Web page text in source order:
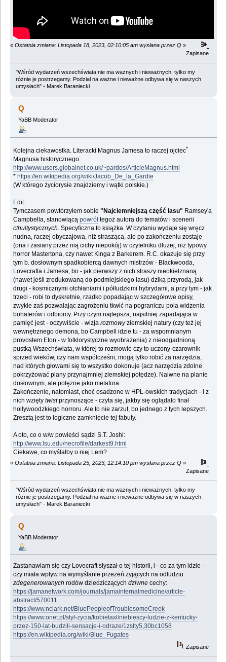
« Ostatnia zmiana: Listopada 18, 2023, 02:10:05 am wysłana przez Q »
Zapisane
"Wśród wydarzeń wszechświata nie ma ważnych i nieważnych, tylko my
różnie je postrzegamy. Podział na ważne i nieważne odbywa się w naszych
umysłach" - Marek Baraniecki
Q
YaBB Moderator
Kolejna ciekawostka. Literacki Magnus Jamesa to raczej ojciec*
Magnusa historycznego:
http://www.users.globalnet.co.uk/~pardos/ArticleMagnus.html
* https://en.wikipedia.org/wiki/Jacob_De_la_Gardie
(W którego życiorysie znajdziemy i wątki polskie.)
Edit:
Tymczasem powtórzyłem sobie"Najciemniejszą część lasu" Ramsey'a
Campbella, stanowiącąpowróttegoż autora do tematów i scenerii
cthultystycznych. Specyficzna to książka. W czytaniu wydaje się wręcz
nudna, raczej obyczajowa, niż strasząca, ale po zakończeniu zostaje
(ona i zasiany przez nią cichy niepokój) w czytelniku dłużej, niż typowy
horror Mastertona, czy nawet Kinga z Barkerem. R.C. okazuje się przy
tym b. dosłownym spadkobiercą dawnych mistrzów - Blackwooda,
Lovecrafta i Jamesa, bo - jak pierwszy z nich straszy nieokiełznaną
(nawet jeśli zredukowaną do podmiejskiego lasu) dziką przyrodą, jak
drugi - kosmicznymi otchłaniami i półludzkimi hybrydami, a przy tym - jak
trzeci - robi to dyskretnie, rzadko popadając w szczegółowe opisy,
zwykle zaś pozwalając zagrożeniu tkwić na pograniczu pola widzenia
bohaterów i odbiorcy. Przy czym najlepsza, najsilniej zapadająca w
pamięć jest - oczywiście - wizjarozmowyziemskiej natury (czy też jej
wewnętrznego demona, bo Campbell idzie tu - za wspomnianym
provostem Eton - w folklorystyczne wyobrażenia) z nieodgadnioną
pustką Wszechświata, w której to rozmowie czy to uczony-czarownik
sprzed wieków, czy nam współcześni, mogą tylko robić za narzędzia,
nad których głowami się to wszystko dokonuje (acz narzędzia zdolne
pokrzyżować plany przynajmniej ziemskiej potędze). Naiwne na planie
dosłownym, ale potężne jako metafora.
Zakończenie, natomiast, choć osadzone w HPL-owskich tradycjach - i z
nich wziętytwistprzynoszące - czyta się, jakby się oglądało finał
hollywoodzkiego horroru. Ale to nie zarzut, bo jednego z tych lepszych.
Zresztą jest to logiczne zamknięcie tej fabuły.
A oto, co o w/w powieści sądzi S.T. Joshi:
http://www.lsu.edu/necrofile/darkest9.html
Ciekawe, co myślałby o niej Lem?
« Ostatnia zmiana: Listopada 25, 2023, 12:14:10 pm wysłana przez Q »
Zapisane
"Wśród wydarzeń wszechświata nie ma ważnych i nieważnych, tylko my
różnie je postrzegamy. Podział na ważne i nieważne odbywa się w naszych
umysłach" - Marek Baraniecki
Q
YaBB Moderator
Zastanawiam się czy Lovecraft słyszał o tej historii, i - co za tym idzie -
czy miała wpływ na wymyślanie przezeń żyjących na odludziu
zdegenerowanych rodów dziedziczącychdziwne cechy:
https://jamanetwork.com/journals/jamainternalmedicine/article-
abstract/570011
https://www.nclark.net/BluePeopleofTroublesomeCreek
https://www.onet.pl/styl-zycia/kobietaxl/niebiescy-ludzie-z-kentucky-
przez-150-lat-budzili-sensacje-i-odraze/1zslty5,30bc1058
https://en.wikipedia.org/wiki/Blue_Fugates
Zapisane